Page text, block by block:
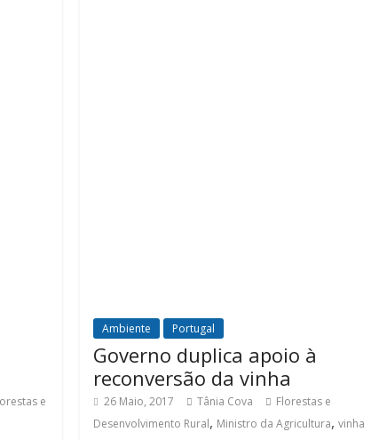
e
Ambiente Portugal
Governo duplica apoio à
reconversão da vinha
26 Maio, 2017 Tânia Cova
Florestas e
Desenvolvimento Rural, Ministro da Agricultura,vinha